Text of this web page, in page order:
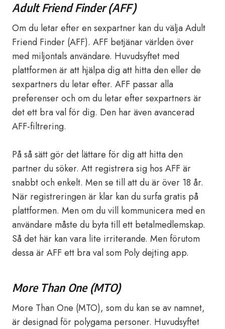
Adult Friend Finder (AFF)
Om du letar efter en sexpartner kan du välja Adult
Friend Finder (AFF). AFF betjänar världen över
med miljontals användare. Huvudsyftet med
plattformen är att hjälpa dig att hitta den eller de
sexpartners du letar efter. AFF passar alla
preferenser och om du letar efter sexpartners är
det ett bra val för dig. Den har även avancerad
AFF-filtrering.
På så sätt gör det lättare för dig att hitta den
partner du söker. Att registrera sig hos AFF är
snabbt och enkelt. Men se till att du är över 18 år.
När registreringen är klar kan du surfa gratis på
plattformen. Men om du vill kommunicera med en
användare måste du byta till ett betalmedlemskap.
Så det här kan vara lite irriterande. Men förutom
dessa är AFF ett bra val som Poly dejting app.
More Than One (MTO)
More Than One (MTO), som du kan se av namnet,
är designad för polygama personer. Huvudsyftet